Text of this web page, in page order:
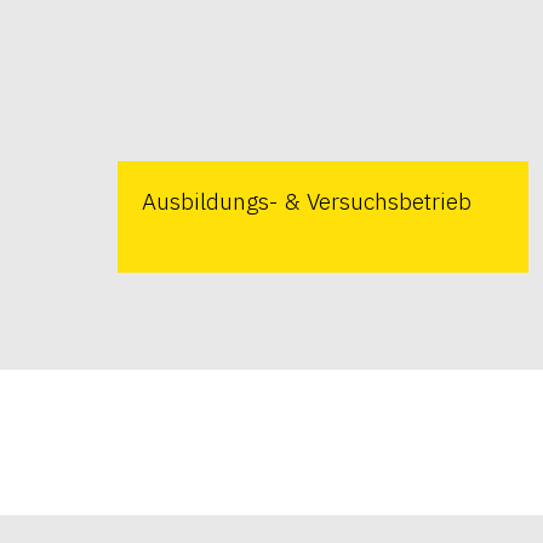
Ausbildungs- & Versuchsbetrieb